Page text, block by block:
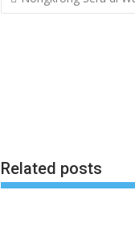
navigation
Related posts